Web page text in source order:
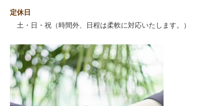
定休日
土・日・祝（時間外、日程は柔軟に対応いたします。）